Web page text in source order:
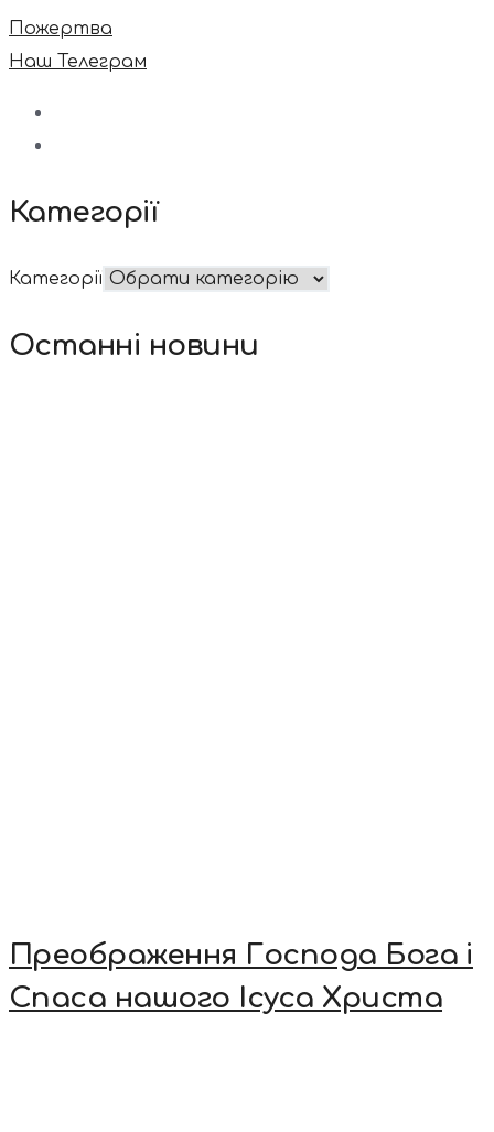
Пожертва
Наш Телеграм
Категорії
Категорії
Останні новини
Преображення Господа Бога і
Спаса нашого Ісуса Христа